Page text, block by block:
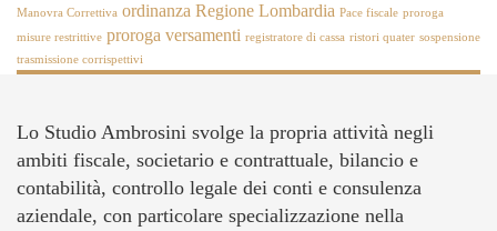
Manovra Correttiva ordinanza Regione Lombardia Pace fiscale proroga
misure restrittive proroga versamenti registratore di cassa ristori quater sospensione
trasmissione corrispettivi
Lo Studio Ambrosini svolge la propria attività negli
ambiti fiscale, societario e contrattuale, bilancio e
contabilità, controllo legale dei conti e consulenza
aziendale, con particolare specializzazione nella